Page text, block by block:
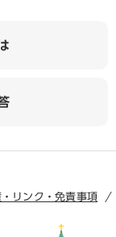
リンク・免責事項